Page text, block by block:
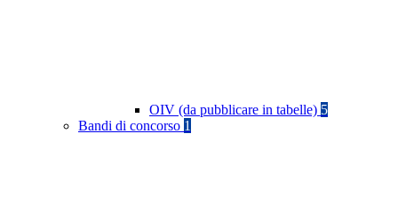
OIV (da pubblicare in tabelle) 5
Bandi di concorso 1